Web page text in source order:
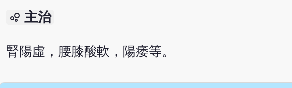
bubble_chart 主治
腎陽虛，腰膝酸軟，陽痿等。